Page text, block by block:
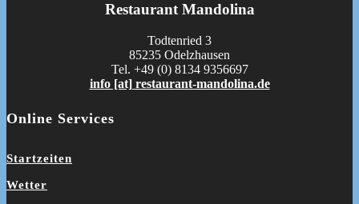
Restaurant Mandolina
Todtenried 3
85235 Odelzhausen
Tel. +49 (0) 8134 9356697
info [at] restaurant-mandolina.de
Online Services
Startzeiten
Wetter